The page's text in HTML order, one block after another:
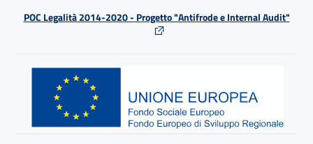
POC Legalità 2014-2020 - Progetto "Antifrode e Internal Audit"